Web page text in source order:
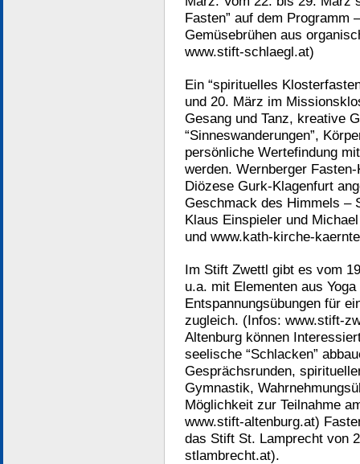
Fasten” auf dem Programm
Gemüsebrühen aus
www.stift-schlaegl.at)
Ein “spirituelles
und 20. März im
Gesang und Tanz, kreative
“Sinneswanderungen”,
persönliche Wertefindung
werden. Wernberger
Diözese Gurk-Klagenfurt
Geschmack des Himmels –
Klaus Einspieler und
und www.kath-kirche-
Im Stift Zwettl gibt es vom
u.a. mit Elementen aus
Entspannungsübungen für
zugleich. (Infos: www.stift-
Altenburg können
seelische “Schlacken”
Gesprächsrunden,
Gymnastik,
Möglichkeit zur Teilnahme
www.stift-altenburg.at)
das Stift St. Lamprecht von
stlambrecht.at).